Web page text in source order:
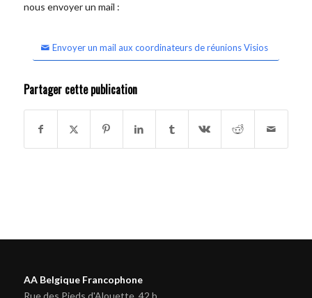
nous envoyer un mail :
Envoyer un mail aux coordinateurs de réunions Visios
Partager cette publication
AA Belgique Francophone
Rue des Pieds d'Alouette, 42 b